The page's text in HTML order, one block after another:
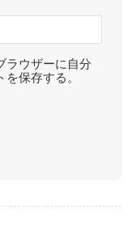
ラウザーに自分
保存する。